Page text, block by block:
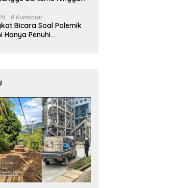
0 Komentar
Bicara Soal Polemik
Hanya Penuhi